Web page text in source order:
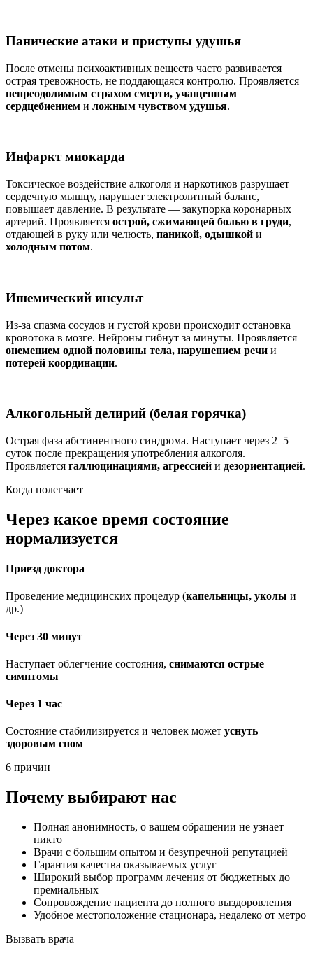
Панические атаки и приступы удушья
После отмены психоактивных веществ часто развивается
острая тревожность, не поддающаяся контролю. Проявляется
непреодолимым страхом смерти, учащенным
сердцебиением и ложным чувством удушья.
Инфаркт миокарда
Токсическое воздействие алкоголя и наркотиков разрушает
сердечную мышцу, нарушает электролитный баланс,
повышает давление. В результате — закупорка коронарных
артерий. Проявляется острой, сжимающей болью в груди,
отдающей в руку или челюсть, паникой, одышкой и
холодным потом.
Ишемический инсульт
Из-за спазма сосудов и густой крови происходит остановка
кровотока в мозге. Нейроны гибнут за минуты. Проявляется
онемением одной половины тела, нарушением речи и
потерей координации.
Алкогольный делирий (белая горячка)
Острая фаза абстинентного синдрома. Наступает через 2–5
суток после прекращения употребления алкоголя.
Проявляется галлюцинациями, агрессией и дезориентацией.
Когда полегчает
Через какое время состояние
нормализуется
Приезд доктора
Проведение медицинских процедур (капельницы, уколы и
др.)
Через 30 минут
Наступает облегчение состояния, снимаются острые
симптомы
Через 1 час
Состояние стабилизируется и человек может уснуть
здоровым сном
6 причин
Почему выбирают нас
Полная анонимность, о вашем обращении не узнает
никто
Врачи с большим опытом и безупречной репутацией
Гарантия качества оказываемых услуг
Широкий выбор программ лечения от бюджетных до
премиальных
Сопровождение пациента до полного выздоровления
Удобное местоположение стационара, недалеко от метро
Вызвать врача